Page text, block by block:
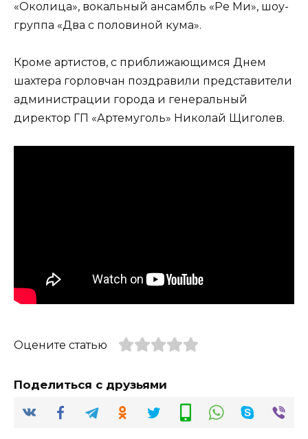
«Околица», вокальный ансамбль «Ре Ми», шоу-
группа «Два с половиной кума».
Кроме артистов, с приближающимся Днем
шахтера горловчан поздравили представители
администрации города и генеральный
директор ГП «Артемуголь» Николай Щиголев.
Оцените статью
Поделиться с друзьями